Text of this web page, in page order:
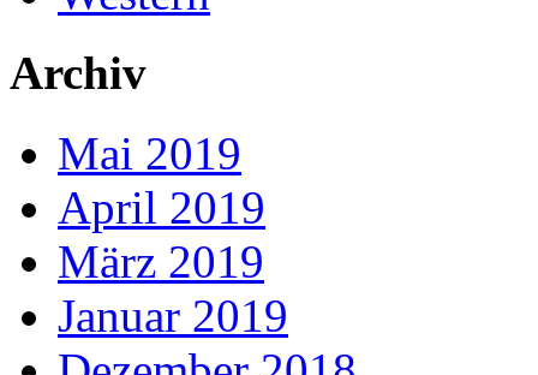
Archiv
Mai 2019
April 2019
März 2019
Januar 2019